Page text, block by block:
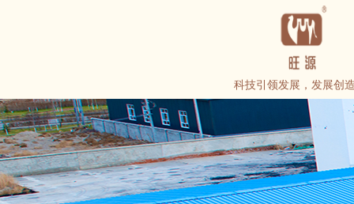
科技引领发展，发展创